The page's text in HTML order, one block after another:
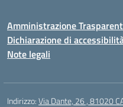
Amministrazione
Dichiarazione di
Note legali
Indirizzo:Via Dante, 26 , 81020